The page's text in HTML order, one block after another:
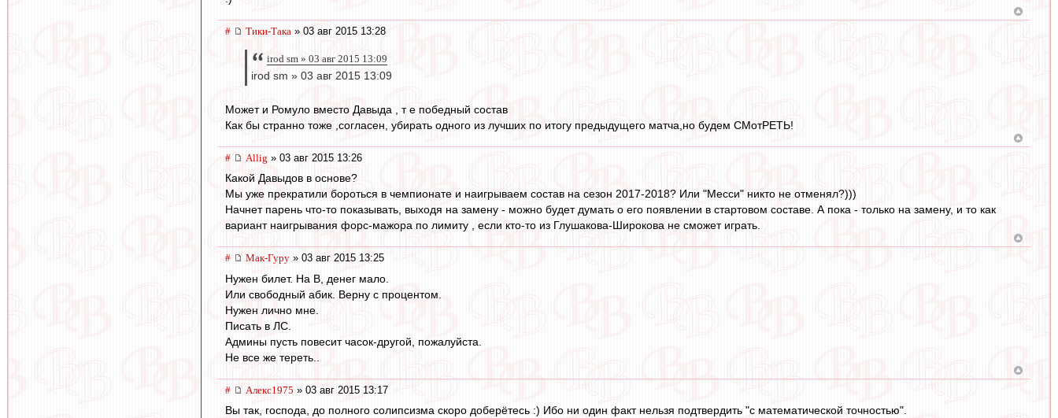
# Тики-Така » 03 авг 2015 13:28
irod sm » 03 авг 2015 13:09
irod sm » 03 авг 2015 13:09
Может и Ромуло вместо Давыда , т е победный состав
Как бы странно тоже ,согласен, убирать одного из лучших по итогу предыдущего матча,но будем СМотРЕТЬ!
# Allig » 03 авг 2015 13:26
Какой Давыдов в основе?
Мы уже прекратили бороться в чемпионате и наигрываем состав на сезон 2017-2018? Или "Месси" никто не отменял?)))
Начнет парень что-то показывать, выходя на замену - можно будет думать о его появлении в стартовом составе. А пока - только на замену, и то как
вариант наигрывания форс-мажора по лимиту , если кто-то из Глушакова-Широкова не сможет играть.
# Мак-Гуру » 03 авг 2015 13:25
Нужен билет. На В, денег мало.
Или свободный абик. Верну с процентом.
Нужен лично мне.
Писать в ЛС.
Админы пусть повесит часок-другой, пожалуйста.
Не все же тереть..
# Алекс1975 » 03 авг 2015 13:17
Вы так, господа, до полного солипсизма скоро доберётесь :) Ибо ни один факт нельзя подтвердить "с математической точностью".